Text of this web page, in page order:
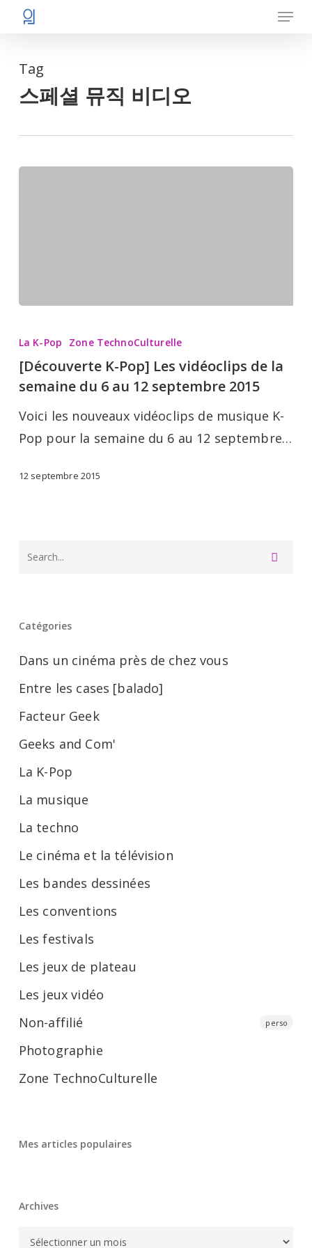
Skip
content
Menu
Tag
스페셜 뮤직 비디오
K-
Pop]
Les
semaine
12
La K-Pop Zone TechnoCulturelle
[Découverte K-Pop] Les vidéoclips de la
semaine du 6 au 12 septembre 2015
Voici les nouveaux vidéoclips de musique K-
Pop pour la semaine du 6 au 12 septembre…
12 septembre 2015
Catégories
Dans un cinéma près de chez vous
Entre les cases [balado]
Facteur Geek
Geeks and Com'
La K-Pop
La musique
La techno
Le cinéma et la télévision
Les bandes dessinées
Les conventions
Les festivals
Les jeux de plateau
Les jeux vidéo
Non-affilié
perso
Photographie
Zone TechnoCulturelle
Mes articles populaires
Archives
Archives